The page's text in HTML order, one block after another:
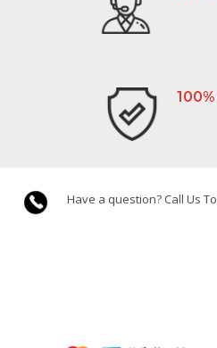
Have a question? Call Us